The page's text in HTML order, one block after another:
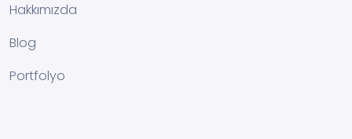
Hakkımızda
Blog
Portfolyo